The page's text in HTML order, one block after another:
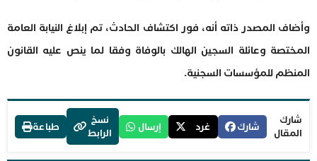
وأضاف المصدر ذاته أنه، فور اكتشاف الحادث، تم إبلاغ النيابة العامة
المختصة وعائلة السجين الهالك بالوفاة وفقا لما ينص عليه القانون
المنظم للمؤسسات السجنية.
شارك
المقال
شارك غرد إرسال
نسخ
الرابط
طباعة